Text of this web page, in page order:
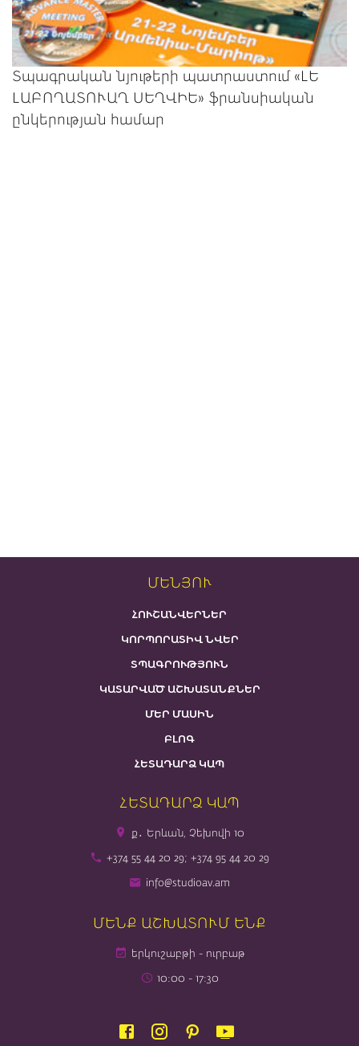
Տպագրական նյութերի պատրաստում «ԼԵ
ԼԱԲՈՂԱՏՈՒԱՂ ՍԵՂՎԻԵ» ֆրանսիական
ընկերության համար
ՄԵՆՅՈՒ
ՀՈՒՇԱՆՎԵՐՆԵՐ
ԿՈՐՊՈՐԱՏԻՎ ՆՎԵՐ
ՏՊԱԳՐՈՒԹՅՈՒՆ
ԿԱՏԱՐՎԱԾ ԱՇԽԱՏԱՆՔՆԵՐ
ՄԵՐ ՄԱՍԻՆ
ԲԼՈԳ
ՀԵՏԱԴԱՐՁ ԿԱՊ
ՀԵՏԱԴԱՐՁ ԿԱՊ
ք․ Երևան, Չեխովի 10
+374 55 44 20 29; +374 95 44 20 29
info@studioav.am
ՄԵՆՔ ԱՇԽԱՏՈՒՄ ԵՆՔ
երկուշաբթի - ուրբաթ
10։00 - 17։30